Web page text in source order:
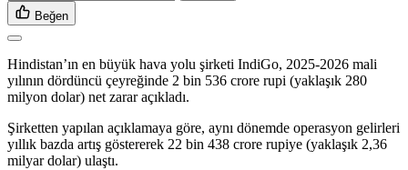
Beğen
Hindistan’ın en büyük hava yolu şirketi IndiGo, 2025-2026 mali
yılının dördüncü çeyreğinde 2 bin 536 crore rupi (yaklaşık 280
milyon dolar) net zarar açıkladı.
Şirketten yapılan açıklamaya göre, aynı dönemde operasyon gelirleri
yıllık bazda artış göstererek 22 bin 438 crore rupiye (yaklaşık 2,36
milyar dolar) ulaştı.